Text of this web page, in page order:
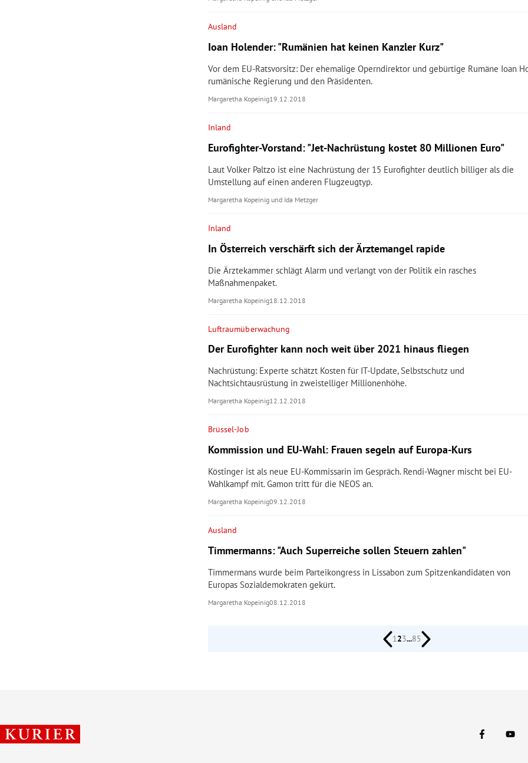
Ausland
Ioan Holender: "Rumänien hat keinen Kanzler Kurz"
Vor dem EU-Ratsvorsitz: Der ehemalige Operndirektor und gebürtige Rumäne Ioan
rumänische Regierung und den Präsidenten.
Margaretha Kopeinig19.12.2018
Inland
Eurofighter-Vorstand: "Jet-Nachrüstung kostet 80 Millionen Euro"
Laut Volker Paltzo ist eine Nachrüstung der 15 Eurofighter deutlich billiger als die
Umstellung auf einen anderen Flugzeugtyp.
Margaretha Kopeinig und Ida Metzger
Inland
In Österreich verschärft sich der Ärztemangel rapide
Die Ärztekammer schlägt Alarm und verlangt von der Politik ein rasches
Maßnahmenpaket.
Margaretha Kopeinig18.12.2018
Luftraumüberwachung
Der Eurofighter kann noch weit über 2021 hinaus fliegen
Nachrüstung: Experte schätzt Kosten für IT-Update, Selbstschutz und
Nachtsichtausrüstung in zweistelliger Millionenhöhe.
Margaretha Kopeinig12.12.2018
Brüssel-Job
Kommission und EU-Wahl: Frauen segeln auf Europa-Kurs
Köstinger ist als neue EU-Kommissarin im Gespräch. Rendi-Wagner mischt bei EU-
Wahlkampf mit. Gamon tritt für die NEOS an.
Margaretha Kopeinig09.12.2018
Ausland
Timmermanns: "Auch Superreiche sollen Steuern zahlen"
Timmermans wurde beim Parteikongress in Lissabon zum Spitzenkandidaten von
Europas Sozialdemokraten gekürt.
Margaretha Kopeinig08.12.2018
123...85